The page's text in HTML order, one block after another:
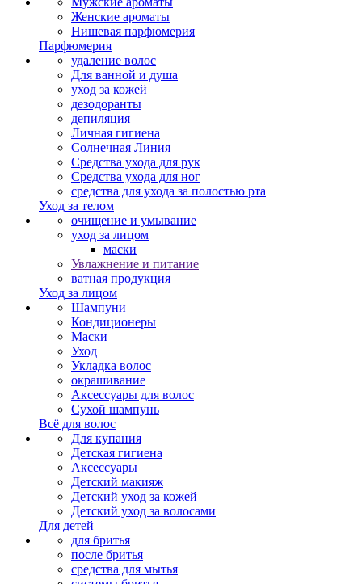
Женские ароматы
Нишевая парфюмерия
Парфюмерия
удаление волос
Для ванной и душа
уход за кожей
дезодоранты
депиляция
Личная гигиена
Солнечная Линия
Средства ухода для рук
Средства ухода для ног
средства для ухода за полостью рта
Уход за телом
очищение и умывание
уход за лицом
маски
Увлажнение и питание
ватная продукция
Уход за лицом
Шампуни
Кондиционеры
Маски
Уход
Укладка волос
окрашивание
Аксессуары для волос
Сухой шампунь
Всё для волос
Для купания
Детская гигиена
Аксессуары
Детский макияж
Детский уход за кожей
Детский уход за волосами
Для детей
для бритья
после бритья
средства для мытья